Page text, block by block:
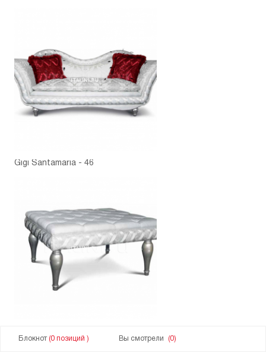
Gigi Santamaria - 46
Блокнот(0 позиций ) Вы смотрели (0)